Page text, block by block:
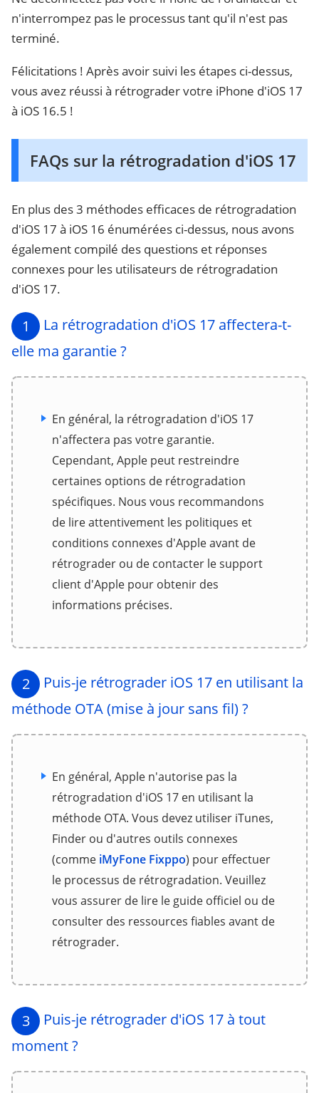
n'interrompez pas le processus tant qu'il n'est pas
terminé.
Félicitations ! Après avoir suivi les étapes ci-dessus,
vous avez réussi à rétrograder votre iPhone d'iOS 17
à iOS 16.5 !
FAQs sur la rétrogradation d'iOS 17
En plus des 3 méthodes efficaces de rétrogradation
d'iOS 17 à iOS 16 énumérées ci-dessus, nous avons
également compilé des questions et réponses
connexes pour les utilisateurs de rétrogradation
d'iOS 17.
1
La rétrogradation d'iOS 17 affectera-t-
elle ma garantie ?
En général, la rétrogradation d'iOS 17
n'affectera pas votre garantie.
Cependant, Apple peut restreindre
certaines options de rétrogradation
spécifiques. Nous vous recommandons
de lire attentivement les politiques et
conditions connexes d'Apple avant de
rétrograder ou de contacter le support
client d'Apple pour obtenir des
informations précises.
2
Puis-je rétrograder iOS 17 en utilisant la
méthode OTA (mise à jour sans fil) ?
En général, Apple n'autorise pas la
rétrogradation d'iOS 17 en utilisant la
méthode OTA. Vous devez utiliser iTunes,
Finder ou d'autres outils connexes
(comme iMyFone Fixppo) pour effectuer
le processus de rétrogradation. Veuillez
vous assurer de lire le guide officiel ou de
consulter des ressources fiables avant de
rétrograder.
3
Puis-je rétrograder d'iOS 17 à tout
moment ?